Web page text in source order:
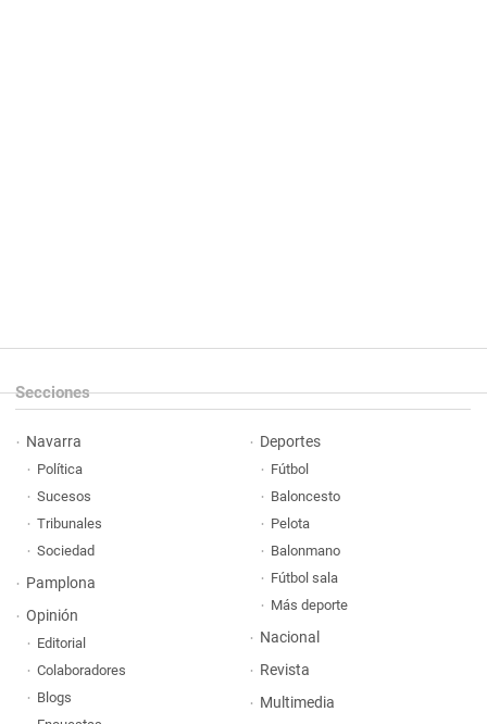
Secciones
Navarra
Política
Sucesos
Tribunales
Sociedad
Pamplona
Opinión
Editorial
Colaboradores
Blogs
Deportes
Fútbol
Baloncesto
Pelota
Balonmano
Fútbol sala
Más deporte
Nacional
Revista
Multimedia